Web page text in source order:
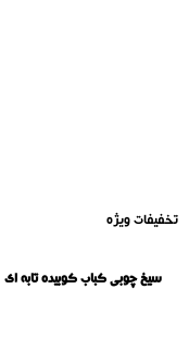
تخفیفات ویژه
سیخ چوبی کباب کوبیده تابه ای